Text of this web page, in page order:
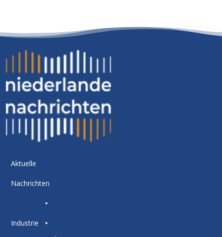
Aktuelle
Nachrichten
Industrie